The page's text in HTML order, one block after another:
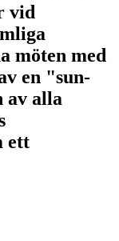
vid
möten med
en "sun-
av alla
ett